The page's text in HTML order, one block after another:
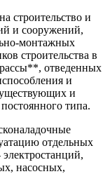
строительство и
и сооружений,
монтажных
строительства в
отведенных
и
и
типа.
отдельных
насосных,